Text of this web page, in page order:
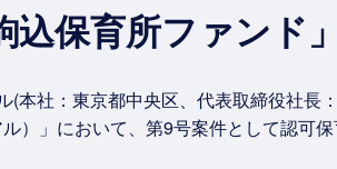
込保育所ファンド
(本社：東京都中央区、代表取締役社
）」において、第9号案件として認可